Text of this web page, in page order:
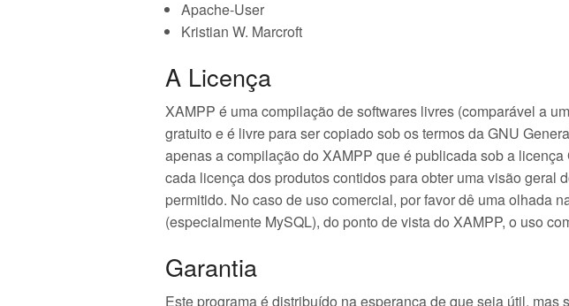
Apache-User
Kristian W. Marcroft
A Licença
XAMPP é uma compilação de softwares livres (comparável a
gratuito e é livre para ser copiado sob os termos da GNU
apenas a compilação do XAMPP que é publicada sob a licença
cada licença dos produtos contidos para obter uma visão geral
permitido. No caso de uso comercial, por favor dê uma olhada
(especialmente MySQL), do ponto de vista do XAMPP, o uso
Garantia
Este programa é distribuído na esperança de que seja útil, mas